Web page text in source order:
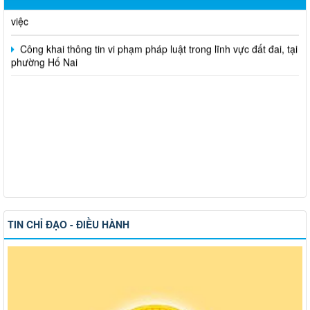
việc
Công khai thông tin vi phạm pháp luật trong lĩnh vực đất đai, tại
phường Hố Nai
TIN CHỈ ĐẠO - ĐIỀU HÀNH